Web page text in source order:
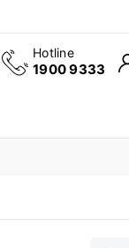
Hotline
1900 9333